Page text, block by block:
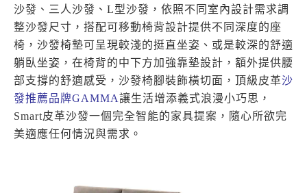
沙發、三人沙發、L型沙發，依照不同室內設計需求調
整沙發尺寸，搭配可移動椅背設計提供不同深度的座
椅，沙發椅墊可呈現較淺的挺直坐姿、或是較深的舒適
躺臥坐姿，在椅背的中下方加強靠墊設計，額外提供腰
部支撐的舒適感受，沙發椅腳裝飾橫切面，頂級皮革沙
發推薦品牌GAMMA讓生活增添義式浪漫小巧思，
Smart皮革沙發一個完全智能的家具提案，隨心所欲完
美適應任何情況與需求。